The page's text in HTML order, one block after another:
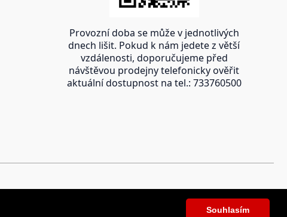
Souhlasím
Souhlasím
Provozní doba se může v jednotlivých
dnech lišit. Pokud k nám jedete z větší
vzdálenosti, doporučujeme před
návštěvou prodejny telefonicky ověřit
aktuální dostupnost na tel.: 733760500